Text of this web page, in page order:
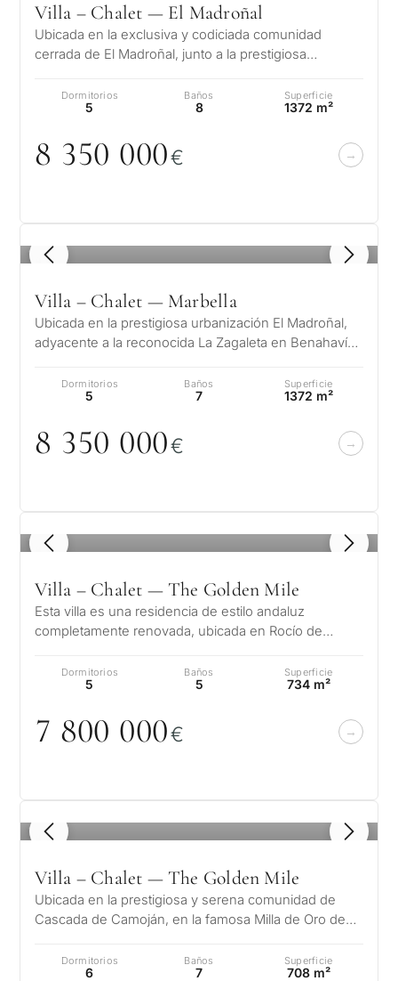
Villa – Chalet — El Madroñal
Ubicada en la exclusiva y codiciada comunidad
cerrada de El Madroñal, junto a la prestigiosa
Dormitorios
5
Baños
8
Superficie
1372 m²
8 350 000€
1 / 8
Villa – Chalet — Marbella
Ubicada en la prestigiosa urbanización El Madroñal,
adyacente a la reconocida La Zagaleta en Benahavís
Dormitorios
5
Baños
7
Superficie
1372 m²
8 350 000€
1 / 8
Villa – Chalet — The Golden Mile
Esta villa es una residencia de estilo andaluz
completamente renovada, ubicada en Rocío de
Dormitorios
5
Baños
5
Superficie
734 m²
7 800 000€
1 / 8
Villa – Chalet — The Golden Mile
Ubicada en la prestigiosa y serena comunidad de
Cascada de Camoján, en la famosa Milla de Oro de
Dormitorios
6
Baños
7
Superficie
708 m²
Atrás